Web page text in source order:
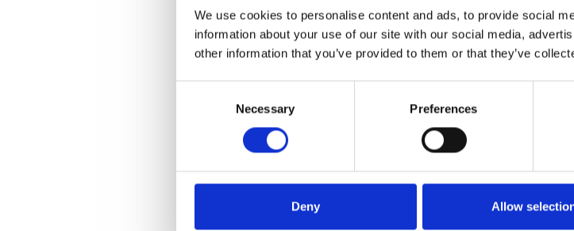
We use cookies to personalise content and ads, to provide social
information about your use of our site with our social media,
other information that you’ve provided to them or that they’ve
Necessary Preferences
Deny Allow
Artikelnummer
Groep
Alle vragen en opmerkingen kunt
binnen 1 werkdag te beantwoorden.